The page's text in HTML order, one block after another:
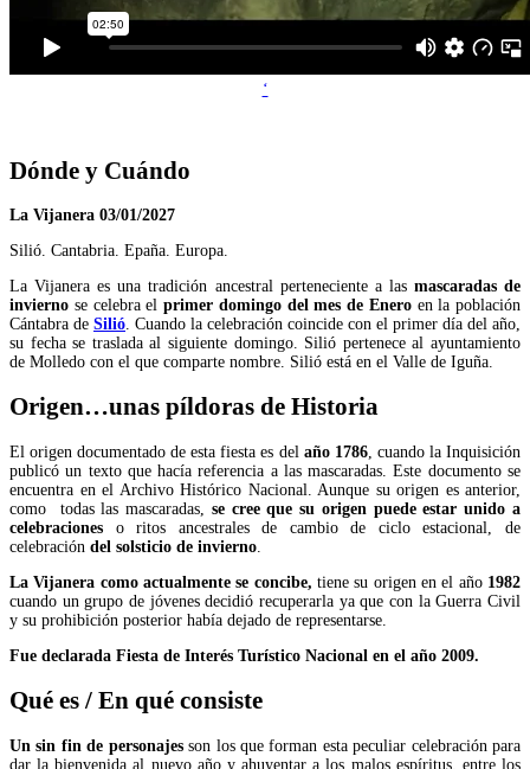
‘
Dónde y Cuándo
La Vijanera 03/01/2027
Silió. Cantabria. Epaña. Europa.
La Vijanera es una tradición ancestral perteneciente a las mascaradas de
invierno se celebra el primer domingo del mes de Eneroen la población
Cántabra de Silió . Cuando la celebración coincide con el primer día del año,
su fecha se traslada al siguiente domingo. Silió pertenece al ayuntamiento
de Molledo con el que comparte nombre. Silió está en el Valle de Iguña.
Origen…unas píldoras de Historia
El origen documentado de esta fiesta es del año 1786, cuando la Inquisición
publicó un texto que hacía referencia a las mascaradas. Este documento se
encuentra en el Archivo Histórico Nacional. Aunque su origen es anterior,
como todas las mascaradas, se cree que su origen puede estar unido a
celebraciones o ritos ancestrales de cambio de ciclo estacional, de
celebración del solsticio de invierno
La Vijanera como actualmente se concibe, tiene su origen en el año 1982
cuando un grupo de jóvenes decidió recuperarla ya que con la Guerra Civil
y su prohibición posterior había dejado de representarse.
Fue declarada Fiesta de Interés Turístico Nacional en el año 2009.
Qué es / En qué consiste
Un sin fin de personajesson los que forman esta peculiar celebración para
dar la bienvenida al nuevo año y ahuyentar a los malos espíritus, entre los